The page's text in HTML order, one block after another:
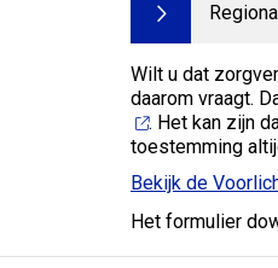
Wilt u dat
daarom vraagt.
. Het kan zijn
toestemming
Bekijk de
Het formulier